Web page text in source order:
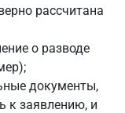
рассчитана
о разводе
документы,
к заявлению, и